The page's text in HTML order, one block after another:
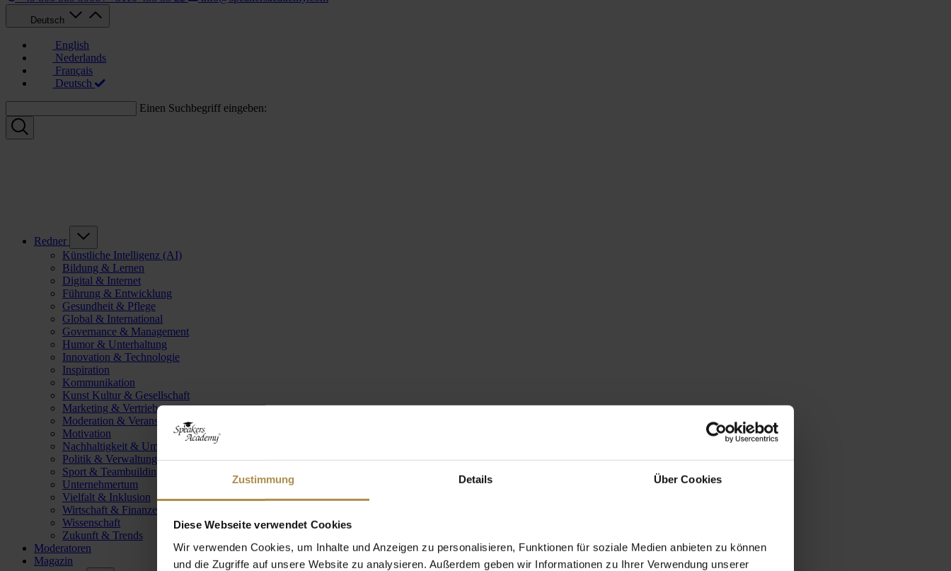
Zustimmung Details Über Cookies
Diese Webseite verwendet Cookies
Wir verwenden Cookies, um Inhalte und Anzeigen zu personalisieren, Funktionen für soziale Medien anbieten zu können
und die Zugriffe auf unsere Website zu analysieren. Außerdem geben wir Informationen zu Ihrer Verwendung unserer
Deutsch
English
Nederlands
Français
Deutsch
Einen Suchbegriff eingeben:
Redner
Künstliche Intelligenz (AI)
Bildung & Lernen
Digital & Internet
Führung & Entwicklung
Gesundheit & Pflege
Global & International
Governance & Management
Humor & Unterhaltung
Innovation & Technologie
Inspiration
Kommunikation
Kunst Kultur & Gesellschaft
Marketing & Vertrieb
Moderation & Veranstaltungsleitung
Motivation
Nachhaltigkeit & Umwelt
Politik & Verwaltung
Sport & Teambuilding
Unternehmertum
Vielfalt & Inklusion
Wirtschaft & Finanzen
Wissenschaft
Zukunft & Trends
Moderatoren
Magazin